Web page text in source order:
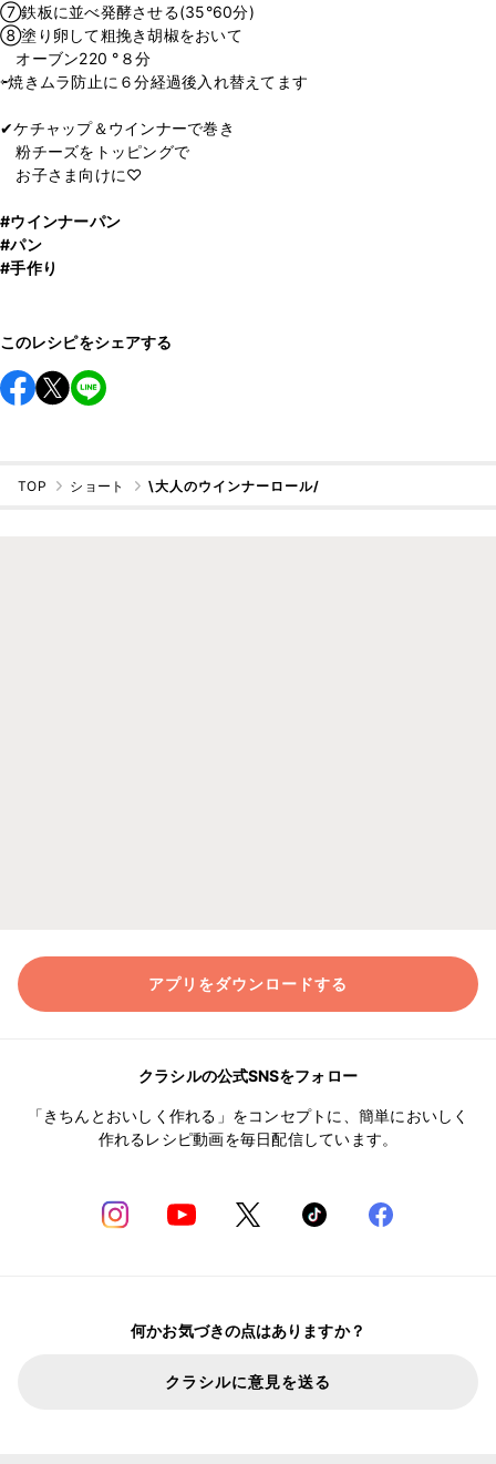
⑦鉄板に並べ発酵させる(35°60分)
⑧塗り卵して粗挽き胡椒をおいて
オーブン220 °８分
⇦焼きムラ防止に６分経過後入れ替えてます
✔︎ケチャップ＆ウインナーで巻き
粉チーズをトッピングで
お子さま向けに♡
#ウインナーパン
#パン
#手作り
このレシピをシェアする
TOP ショート \大人のウインナーロール/
アプリをダウンロードする
クラシルの公式SNSをフォロー
「きちんとおいしく作れる」をコンセプトに、簡単においしく
作れるレシピ動画を毎日配信しています。
何かお気づきの点はありますか？
クラシルに意見を送る